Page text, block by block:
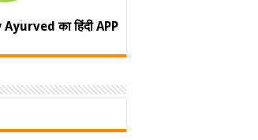
का हिंदी APP